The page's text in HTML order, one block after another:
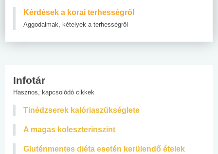
Kérdések a korai terhességről
Aggodalmak, kételyek a terhességről
Infotár
Hasznos, kapcsolódó cikkek
Tinédzserek kalóriaszükséglete
A magas koleszterinszint
Gluténmentes diéta esetén kerülendő ételek